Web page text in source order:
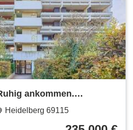
ankommen.
Heidelberg 69115